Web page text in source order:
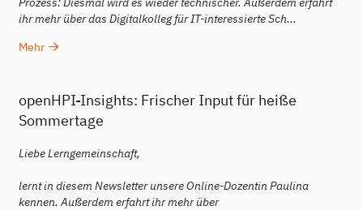
ihr mehr über das Digitalkolleg für IT-interessierte Sch...
Mehr
openHPI-Insights: Frischer Input für heiße
Sommertage
Liebe Lerngemeinschaft,
lernt in diesem Newsletter unsere Online-Dozentin Paulina
kennen. Außerdem erfahrt ihr mehr über